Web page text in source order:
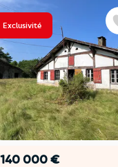
Exclusivité
140 000 €